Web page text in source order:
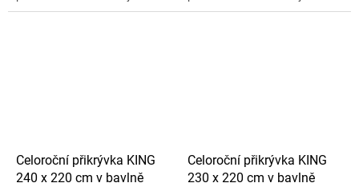
stříbrný batist. Velikost je 240 x
stříbrný batist. Velikost je 260 x
Celoroční přikrývka KING
240 x 220 cm v bavlně
Celoroční přikrývka KING
230 x 220 cm v bavlně